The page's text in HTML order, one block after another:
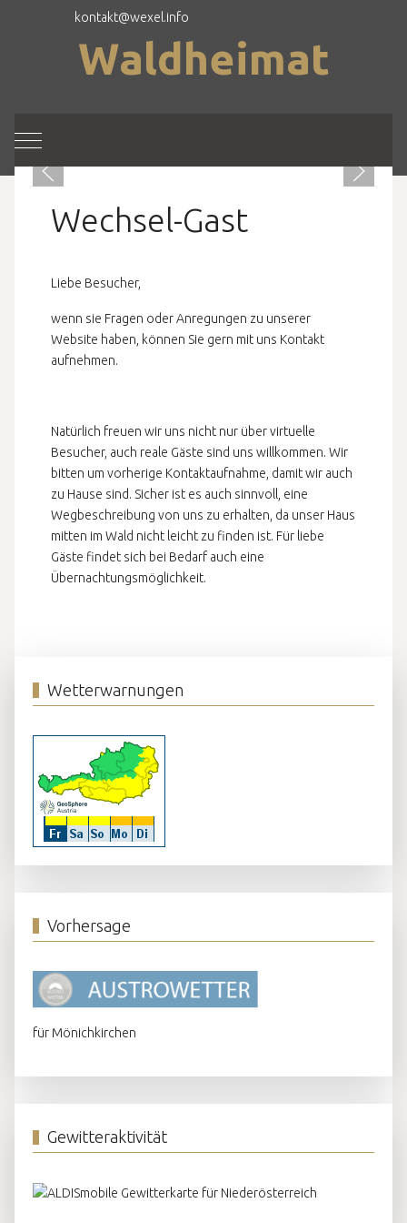
kontakt@wexel.info
Waldheimat
Mobile Menu Toggle
Wechsel-Gast
Liebe Besucher,
wenn sie Fragen oder Anregungen zu unserer
Website haben, können Sie gern mit uns Kontakt
aufnehmen.
Natürlich freuen wir uns nicht nur über virtuelle
Besucher, auch reale Gäste sind uns willkommen. Wir
bitten um vorherige Kontaktaufnahme, damit wir auch
zu Hause sind. Sicher ist es auch sinnvoll, eine
Wegbeschreibung von uns zu erhalten, da unser Haus
mitten im Wald nicht leicht zu finden ist. Für liebe
Gäste findet sich bei Bedarf auch eine
Übernachtungsmöglichkeit.
Wetterwarnungen
Vorhersage
für Mönichkirchen
Gewitteraktivität